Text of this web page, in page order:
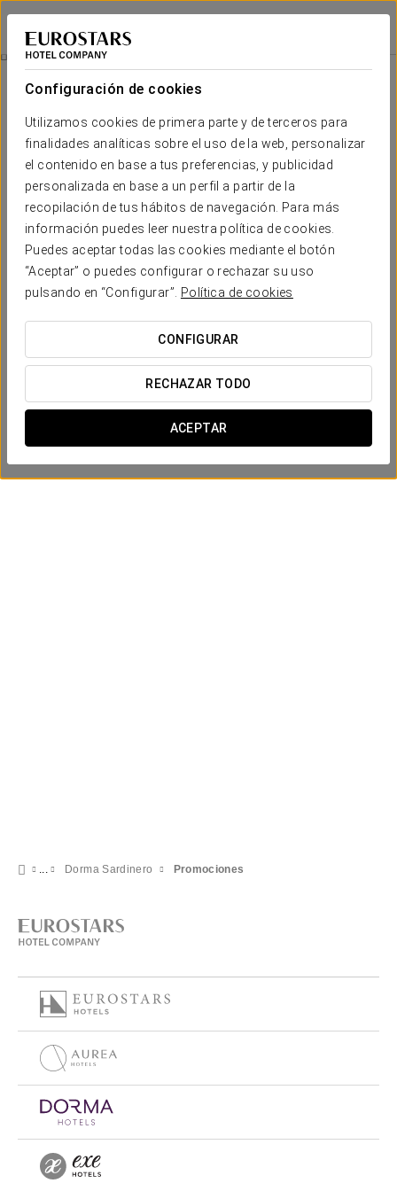
Configuración de cookies
Utilizamos cookies de primera parte y de terceros para
finalidades analíticas sobre el uso de la web, personalizar
el contenido en base a tus preferencias, y publicidad
personalizada en base a un perfil a partir de la
recopilación de tus hábitos de navegación. Para más
información puedes leer nuestra política de cookies.
Puedes aceptar todas las cookies mediante el botón
“Aceptar” o puedes configurar o rechazar su uso
pulsando en “Configurar”.
Política de cookies
CONFIGURAR
RECHAZAR TODO
ACEPTAR
Dorma Sardinero
SANTANDER
Promociones
Promociones
Experiencia romántica
25 €
Dorma Sardinero Promociones